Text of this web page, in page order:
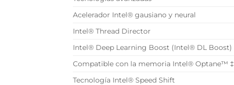
Acelerador Intel® gausiano y neural
Intel® Thread Director
Intel® Deep Learning Boost (Intel® DL Boost)
Compatible con la memoria Intel® Optane™ ‡
Tecnología Intel® Speed Shift